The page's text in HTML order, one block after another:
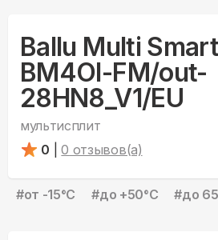
Ballu Multi
BM4OI-FM/out-
28HN8_V1/EU
мультисплит
0
0 отзывов(а)
#от -15°С #до +50°С #до